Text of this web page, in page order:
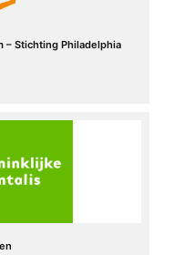
– Stichting Philadelphia